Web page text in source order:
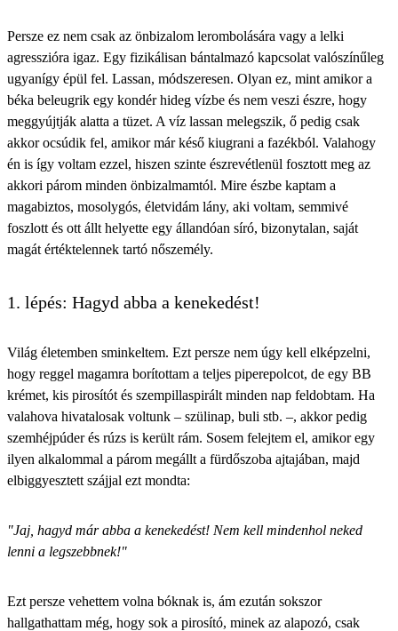
Persze ez nem csak az önbizalom lerombolására vagy a lelki
agresszióra igaz. Egy fizikálisan bántalmazó kapcsolat valószínűleg
ugyanígy épül fel. Lassan, módszeresen. Olyan ez, mint amikor a
béka beleugrik egy kondér hideg vízbe és nem veszi észre, hogy
meggyújtják alatta a tüzet. A víz lassan melegszik, ő pedig csak
akkor ocsúdik fel, amikor már késő kiugrani a fazékból. Valahogy
én is így voltam ezzel, hiszen szinte észrevétlenül fosztott meg az
akkori párom minden önbizalmamtól. Mire észbe kaptam a
magabiztos, mosolygós, életvidám lány, aki voltam, semmivé
foszlott és ott állt helyette egy állandóan síró, bizonytalan, saját
magát értéktelennek tartó nőszemély.
1. lépés: Hagyd abba a kenekedést!
Világ életemben sminkeltem. Ezt persze nem úgy kell elképzelni,
hogy reggel magamra borítottam a teljes piperepolcot, de egy BB
krémet, kis pirosítót és szempillaspirált minden nap feldobtam. Ha
valahova hivatalosak voltunk – szülinap, buli stb. –, akkor pedig
szemhéjpúder és rúzs is került rám. Sosem felejtem el, amikor egy
ilyen alkalommal a párom megállt a fürdőszoba ajtajában, majd
elbiggyesztett szájjal ezt mondta:
"Jaj, hagyd már abba a kenekedést! Nem kell mindenhol neked
lenni a legszebbnek!"
Ezt persze vehettem volna bóknak is, ám ezután sokszor
hallgathattam még, hogy sok a pirosító, minek az alapozó, csak